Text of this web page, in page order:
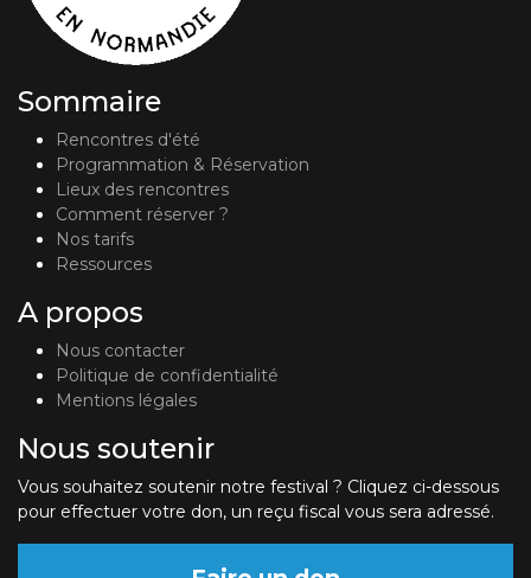
Sommaire
Rencontres d'été
Programmation & Réservation
Lieux des rencontres
Comment réserver ?
Nos tarifs
Ressources
A propos
Nous contacter
Politique de confidentialité
Mentions légales
Nous soutenir
Vous souhaitez soutenir notre festival ? Cliquez ci-dessous
pour effectuer votre don, un reçu fiscal vous sera adressé.